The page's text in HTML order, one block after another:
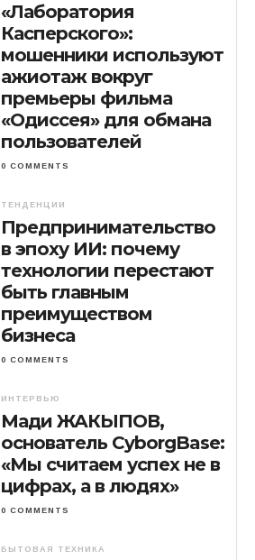
«Лаборатория
Касперского»:
мошенники используют
ажиотаж вокруг
премьеры фильма
«Одиссея» для обмана
пользователей
0 COMMENTS
ТЕНДЕНЦИИ
Предпринимательство
в эпоху ИИ: почему
технологии перестают
быть главным
преимуществом
бизнеса
0 COMMENTS
ИНТЕРВЬЮ
Мади ЖАКЫПОВ,
основатель CyborgBase:
«Мы считаем успех не в
цифрах, а в людях»
0 COMMENTS
БЫТОВАЯ ТЕХНИКА